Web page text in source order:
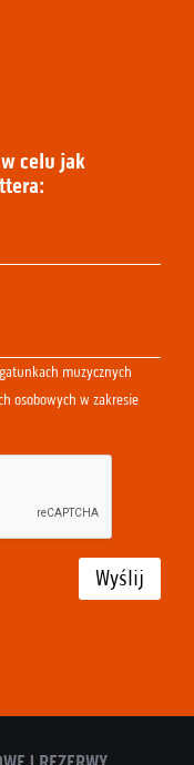
celu jak
muzycznych
osobowych w zakresie
Wyślij